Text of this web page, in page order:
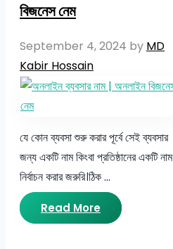
বিজনেস নেম
September 4, 2024 by MD
Kabir Hossain
যে কোন ব্যবসা শুরু করার পূর্বে সেই ব্যবসার
জন্য একটি নাম কিংবা প্রতিষ্ঠানের একটি নাম
নির্বাচন করার জরুরি।ঠিক …
Read More